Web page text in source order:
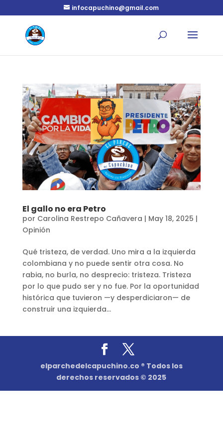
infocapuchino@gmail.com
El gallo no era Petro
por Carolina Restrepo Cañavera | May 18, 2025 |
Opinión
Qué tristeza, de verdad. Uno mira a la izquierda
colombiana y no puede sentir otra cosa. No
rabia, no burla, no desprecio: tristeza. Tristeza
por lo que pudo ser y no fue. Por la oportunidad
histórica que tuvieron —y desperdiciaron— de
construir una izquierda...
elparchedelcapuchino.co ® Todos los
derechos reservados © 2025